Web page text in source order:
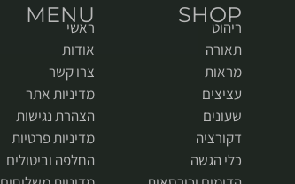
SHOP
ריהוט
תאורה
מראות
עציצים
שעונים
דקורציה
כלי הגשה
MENU
ראשי
אודות
צרו קשר
מדיניות אתר
הצהרת נגישות
מדיניות פרטיות
החלפה וביטולים